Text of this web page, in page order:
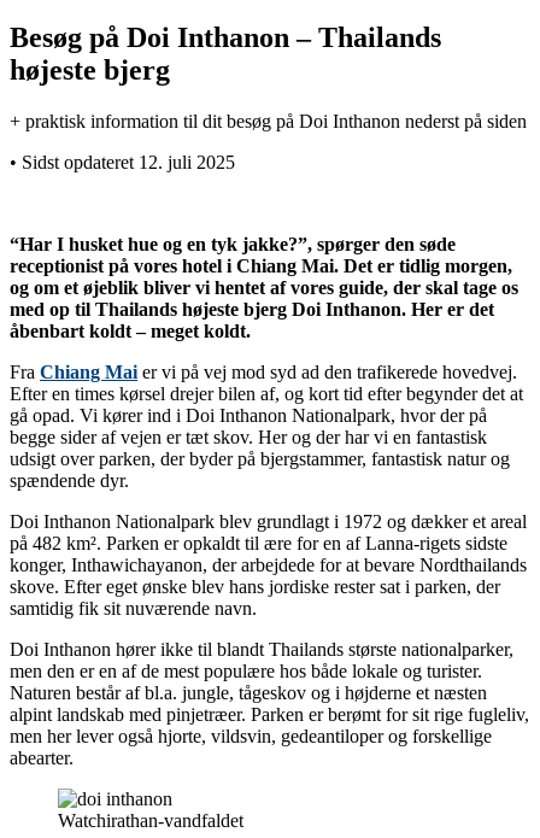
Besøg på Doi Inthanon – Thailands
højeste bjerg
+ praktisk information til dit besøg på Doi Inthanon nederst på siden
• Sidst opdateret 12. juli 2025
“Har I husket hue og en tyk jakke?”, spørger den søde
receptionist på vores hotel i Chiang Mai. Det er tidlig morgen,
og om et øjeblik bliver vi hentet af vores guide, der skal tage os
med op til Thailands højeste bjerg Doi Inthanon. Her er det
åbenbart koldt – meget koldt.
Fra Chiang Mai er vi på vej mod syd ad den trafikerede hovedvej.
Efter en times kørsel drejer bilen af, og kort tid efter begynder det at
gå opad. Vi kører ind i Doi Inthanon Nationalpark, hvor der på
begge sider af vejen er tæt skov. Her og der har vi en fantastisk
udsigt over parken, der byder på bjergstammer, fantastisk natur og
spændende dyr.
Doi Inthanon Nationalpark blev grundlagt i 1972 og dækker et areal
på 482 km². Parken er opkaldt til ære for en af Lanna-rigets sidste
konger, Inthawichayanon, der arbejdede for at bevare Nordthailands
skove. Efter eget ønske blev hans jordiske rester sat i parken, der
samtidig fik sit nuværende navn.
Doi Inthanon hører ikke til blandt Thailands største nationalparker,
men den er en af de mest populære hos både lokale og turister.
Naturen består af bl.a. jungle, tågeskov og i højderne et næsten
alpint landskab med pinjetræer. Parken er berømt for sit rige fugleliv,
men her lever også hjorte, vildsvin, gedeantiloper og forskellige
abearter.
Watchirathan-vandfaldet